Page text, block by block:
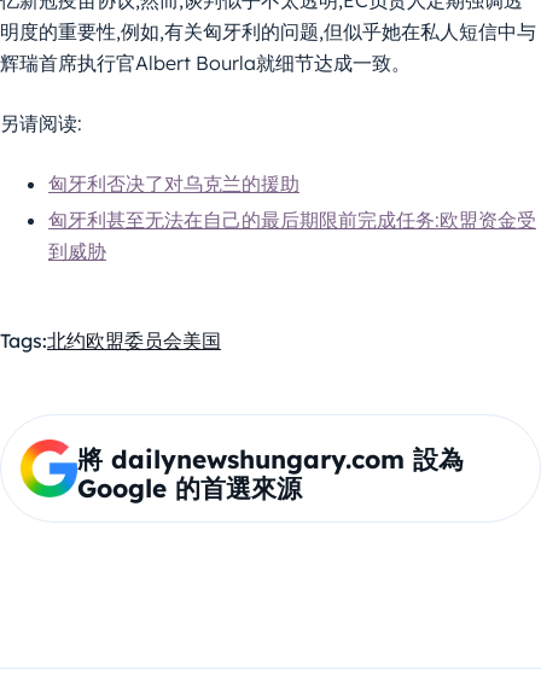
明度的重要性,例如,有关匈牙利的问题,但似乎她在私人短信中与
辉瑞首席执行官Albert Bourla就细节达成一致。
另请阅读:
匈牙利否决了对乌克兰的援助
匈牙利甚至无法在自己的最后期限前完成任务:欧盟资金受
到威胁
Tags:北约欧盟委员会美国
將 dailynewshungary.com 設為
Google 的首選來源